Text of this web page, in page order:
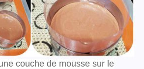
couche de mousse sur le